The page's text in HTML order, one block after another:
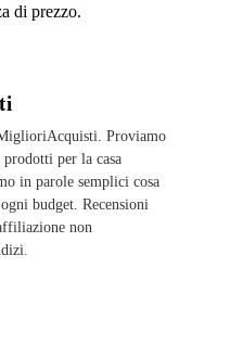
di prezzo.
Proviamo
per la casa
in parole semplici cosa
budget. Recensioni
non